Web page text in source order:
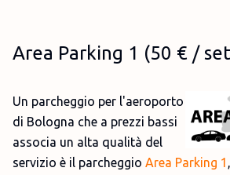
Area Parking 1 (50 € /
Un parcheggio per l'aeroporto
di Bologna che a prezzi bassi
associa un alta qualità del
servizio è il parcheggio Area Parking 1